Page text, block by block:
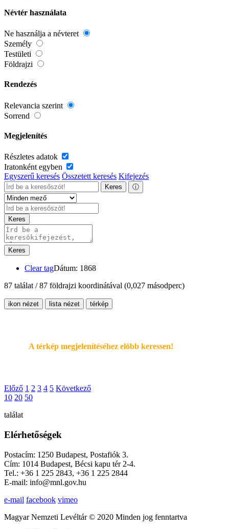
Névtér használata
Ne használja a névteret
Személy
Testületi
Földrajzi
Rendezés
Relevancia szerint
Sorrend
Megjelenítés
Részletes adatok
Iratonként egyben
Egyszerű keresés Összetett keresés Kifejezés
Keres ⓘ
Keres
Keres
Clear tagDátum: 1868
87 találat / 87 földrajzi koordinátával (0,027 másodperc)
ikon nézet lista nézet térkép
A térkép megjelenítéséhez elöbb keressen!
Előző 1 2 3 4 5 Következő
10 20 50
találat
Elérhetőségek
Postacím: 1250 Budapest, Postafiók 3.
Cím: 1014 Budapest, Bécsi kapu tér 2-4.
Tel.: +36 1 225 2843, +36 1 225 2844
E-mail: info@mnl.gov.hu
e-mail facebook vimeo
Magyar Nemzeti Levéltár © 2020 Minden jog fenntartva